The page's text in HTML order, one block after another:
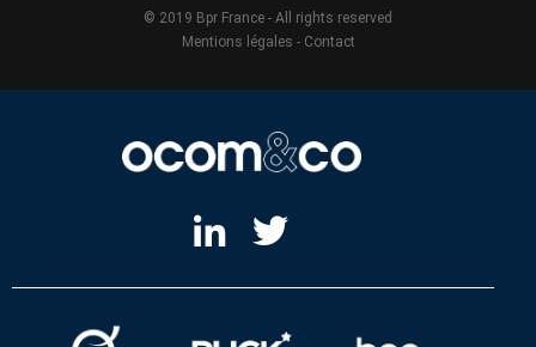
© 2019 Bpr France - All rights reserved
Mentions légales - Contact